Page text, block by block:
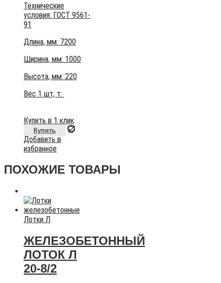
Технические
условия: ГОСТ 9561-
91
Длина, мм: 7200
Ширина, мм: 1000
Высота, мм: 220
Вес 1 шт, т:
Купить в 1 клик
Купить
Добавить в
избранное
ПОХОЖИЕ ТОВАРЫ
Лотки Л
ЖЕЛЕЗОБЕТОННЫЙ
ЛОТОК Л
20-8/2